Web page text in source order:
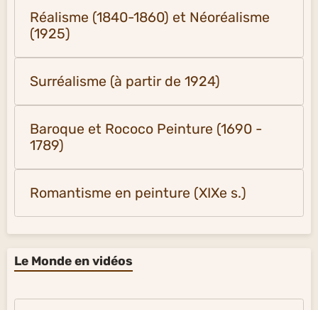
Réalisme (1840-1860) et Néoréalisme
(1925)
Surréalisme (à partir de 1924)
Baroque et Rococo Peinture (1690 -
1789)
Romantisme en peinture (XIXe s.)
Le Monde en vidéos